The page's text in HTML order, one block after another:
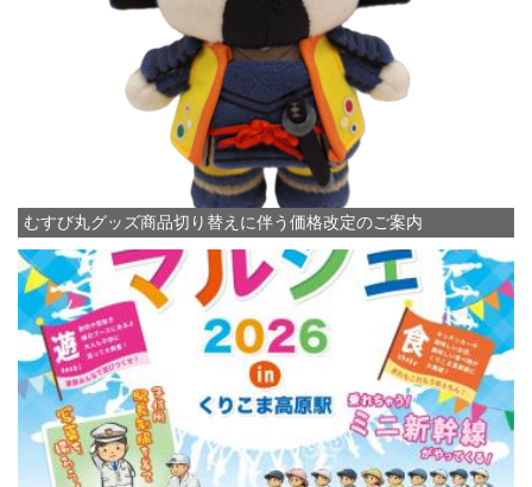
むすび丸グッズ商品切り替えに伴う価格改定のご案内